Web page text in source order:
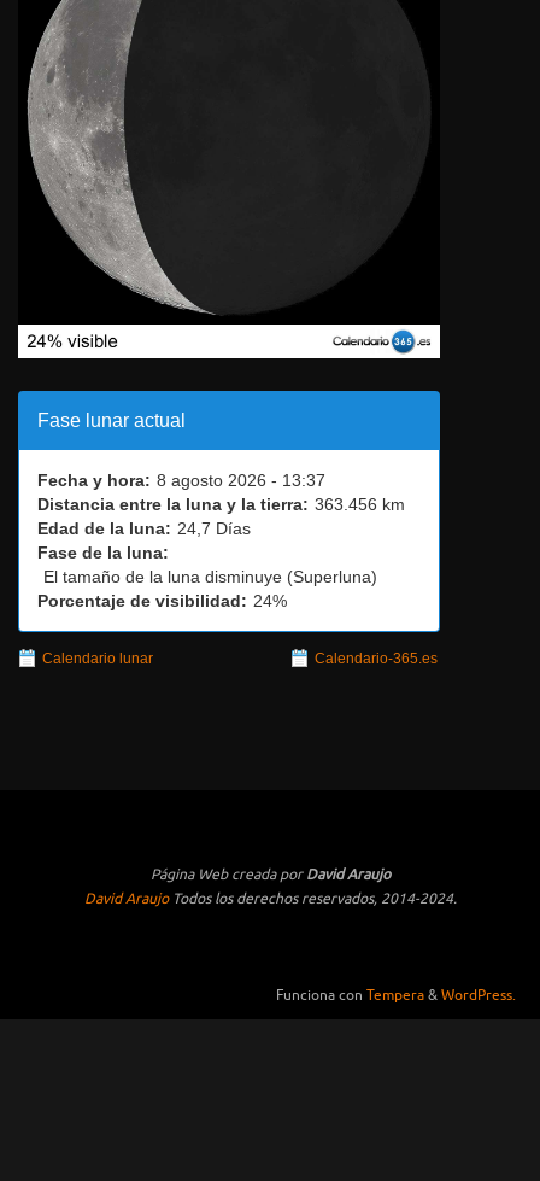
Fase lunar actual
Fecha y hora: 8 agosto 2026 - 13:37
Distancia entre la luna y la tierra: 363.456 km
Edad de la luna: 24,7 Días
Fase de la luna:
El tamaño de la luna disminuye (Superluna)
Porcentaje de visibilidad: 24%
Calendario lunar Calendario-365.es
Página Web creada porDavid Araujo
David AraujoTodos los derechos reservados, 2014-2024.
Funciona con Tempera&WordPress.